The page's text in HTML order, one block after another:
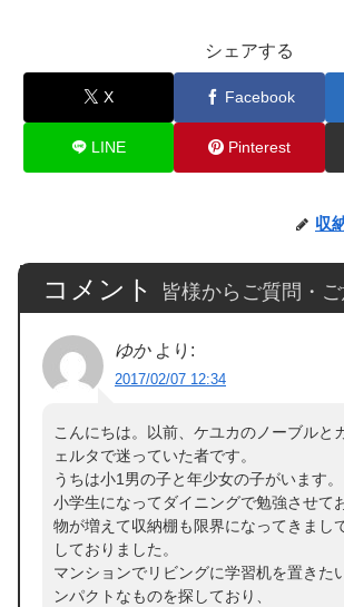
シェアする
X Facebook
LINE Pinterest
収
コメント 皆様からご質問・
ゆか より:
2017/02/07 12:34
こんにちは。以前、ケユカのノーブルと
ェルタで迷っていた者です。
うちは小1男の子と年少女の子がいます。
小学生になってダイニングで勉強させて
物が増えて収納棚も限界になってきまし
しておりました。
マンションでリビングに学習机を置きた
ンパクトなものを探しており、